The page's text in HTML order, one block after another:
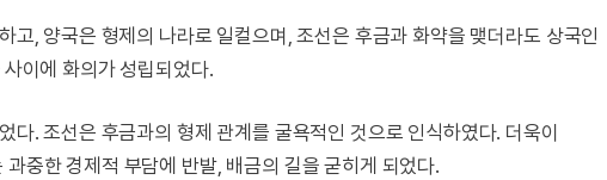
고, 양국은 형제의 나라로 일컬으며, 조선은 후금과 화약을 맺더라도 상국인
이에 화의가 성립되었다.
. 조선은 후금과의 형제 관계를 굴욕적인 것으로 인식하였다. 더욱이
중한 경제적 부담에 반발, 배금의 길을 굳히게 되었다.